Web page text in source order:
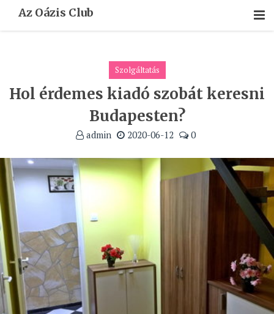
Az Oázis Club
Szolgáltatás
Hol érdemes kiadó szobát keresni
Budapesten?
admin 2020-06-12 0